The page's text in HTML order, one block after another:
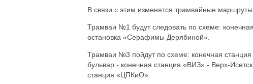
В связи с этим изменятся трамвайные
Трамваи №1 будут следовать по схеме:
остановка «Серафимы Дерябиной».
Трамваи №3 пойдут по схеме: конечная
бульвар - конечная станция «ВИЗ» - Верх-
станция «ЦПКиО».